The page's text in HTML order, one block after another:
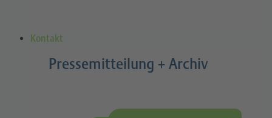
Kontakt
Pressemitteilung + Archiv